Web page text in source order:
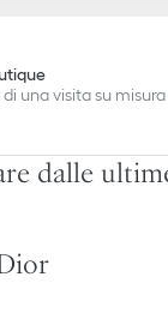
una visita su misura
dalle